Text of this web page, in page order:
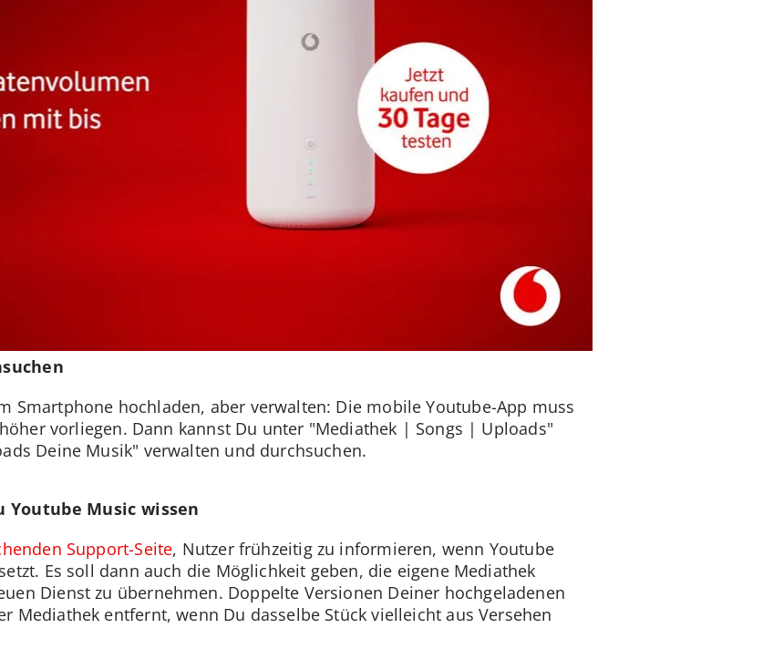
Smartphone hochladen, aber verwalten: Die mobile Youtube-App muss
vorliegen. Dann kannst Du unter "Mediathek | Songs | Uploads"
Deine Musik" verwalten und durchsuchen.
Youtube Music wissen
Support-Seite, Nutzer frühzeitig zu informieren, wenn Youtube
Es soll dann auch die Möglichkeit geben, die eigene Mediathek
Dienst zu übernehmen. Doppelte Versionen Deiner hochgeladenen
Mediathek entfernt, wenn Du dasselbe Stück vielleicht aus Versehen